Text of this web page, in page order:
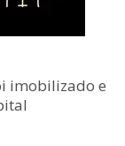
imobilizado e